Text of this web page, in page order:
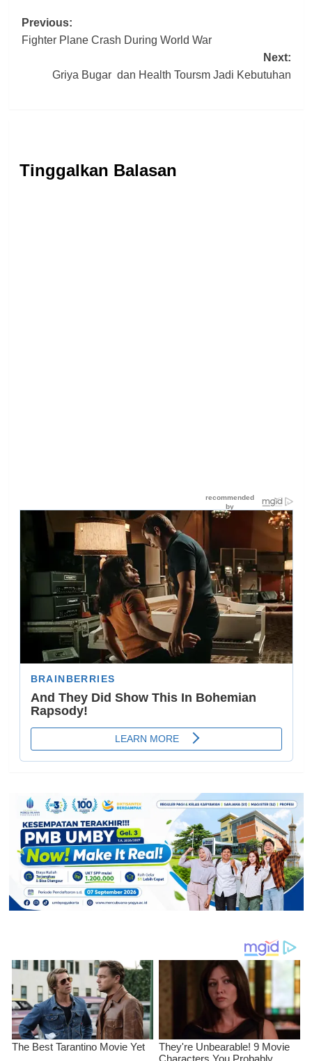
Post
navigation
Previous:
Fighter Plane Crash During World War
Next:
Griya Bugar dan Health Toursm Jadi Kebutuhan
Tinggalkan Balasan